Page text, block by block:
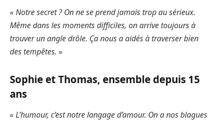
« Notre secret ? On ne se prend jamais trop au sérieux.
Même dans les moments difficiles, on arrive toujours à
trouver un angle drôle. Ça nous a aidés à traverser bien
des tempêtes. »
Sophie et Thomas, ensemble depuis 15
ans
« L’humour, c’est notre langage d’amour. On a nos blagues